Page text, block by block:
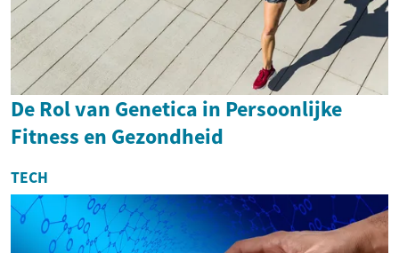
De Rol van Genetica in Persoonlijke
Fitness en Gezondheid
TECH